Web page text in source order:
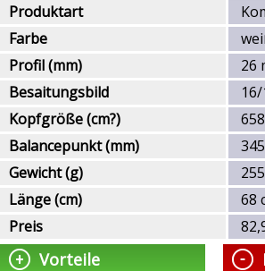
Produktart
Farbe
Profil (mm)
26
Besaitungsbild
Kopfgröße (cm?)
Balancepunkt (mm)
Gewicht (g)
Länge (cm)
68
Preis
Vorteile